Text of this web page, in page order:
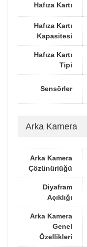
Hafıza Kartı
Hafıza Kartı
Kapasitesi
Hafıza Kartı
Tipi
Sensörler
Arka Kamera
Arka Kamera
Çözünürlüğü
Diyafram
Açıklığı
Arka Kamera
Genel
Özellikleri